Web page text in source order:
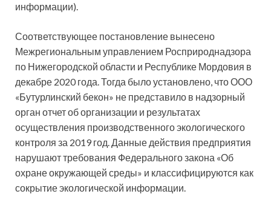
информации).
Соответствующее постановление вынесено
Межрегиональным управлением Росприроднадзора
по Нижегородской области и Республике Мордовия в
декабре 2020 года. Тогда было установлено, что ООО
«Бутурлинский бекон» не представило в надзорный
орган отчет об организации и результатах
осуществления производственного экологического
контроля за 2019 год. Данные действия предприятия
нарушают требования Федерального закона «Об
охране окружающей среды» и классифицируются как
сокрытие экологической информации.